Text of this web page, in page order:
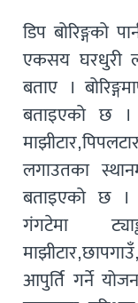
डिप बोरिङ्गको
एकसय घरधुरी
बताए ।
बताइएको छ ।
लगाउतका
बताइएको छ ।
गंगटेमा
आपुर्ति गर्ने